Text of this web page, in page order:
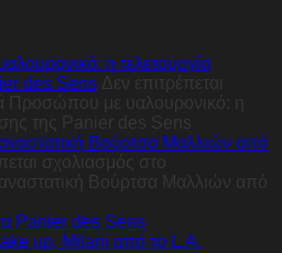
η τελετουργία
des Sens Δεν επιτρέπεται
Προσώπου με υαλουρονικό: η
της Panier des Sens
Βούρτσα Μαλλιών από
σχολιασμός
Βούρτσα Μαλλιών από
Panier des Sens
up, Milani από το L.A.